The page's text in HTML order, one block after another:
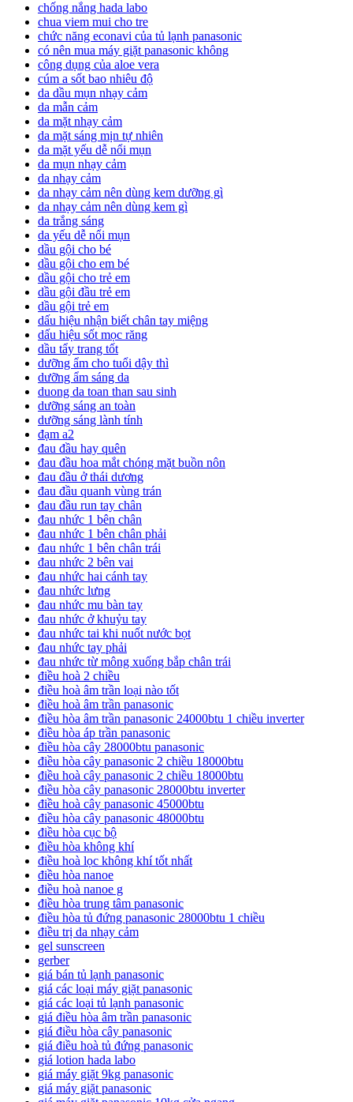
chống nắng hada labo
chua viem mui cho tre
chức năng econavi của tủ lạnh panasonic
có nên mua máy giặt panasonic không
công dụng của aloe vera
cúm a sốt bao nhiêu độ
da dầu mụn nhạy cảm
da mẫn cảm
da mặt nhạy cảm
da mặt sáng mịn tự nhiên
da mặt yếu dễ nổi mụn
da mụn nhạy cảm
da nhạy cảm
da nhạy cảm nên dùng kem dưỡng gì
da nhạy cảm nên dùng kem gì
da trắng sáng
da yếu dễ nổi mụn
dầu gội cho bé
dầu gội cho em bé
dầu gội cho trẻ em
dầu gội đầu trẻ em
dầu gội trẻ em
dấu hiệu nhận biết chân tay miệng
dấu hiệu sốt mọc răng
dầu tẩy trang tốt
dưỡng ẩm cho tuổi dậy thì
dưỡng ẩm sáng da
duong da toan than sau sinh
dưỡng sáng an toàn
dưỡng sáng lành tính
đạm a2
đau đầu hay quên
đau đầu hoa mắt chóng mặt buồn nôn
đau đầu ở thái dương
đau đầu quanh vùng trán
đau đầu run tay chân
đau nhức 1 bên chân
đau nhức 1 bên chân phải
đau nhức 1 bên chân trái
đau nhức 2 bên vai
đau nhức hai cánh tay
đau nhức lưng
đau nhức mu bàn tay
đau nhức ở khuỷu tay
đau nhức tai khi nuốt nước bọt
đau nhức tay phải
đau nhức từ mông xuống bắp chân trái
điều hoà 2 chiều
điều hoà âm trần loại nào tốt
điều hoà âm trần panasonic
điều hòa âm trần panasonic 24000btu 1 chiều inverter
điều hòa áp trần panasonic
điều hòa cây 28000btu panasonic
điều hòa cây panasonic 2 chiều 18000btu
điều hoà cây panasonic 2 chiều 18000btu
điều hòa cây panasonic 28000btu inverter
điều hoà cây panasonic 45000btu
điều hòa cây panasonic 48000btu
điều hòa cục bộ
điều hòa không khí
điều hoà lọc không khí tốt nhất
điều hòa nanoe
điều hoà nanoe g
điều hòa trung tâm panasonic
điều hòa tủ đứng panasonic 28000btu 1 chiều
điều trị da nhạy cảm
gel sunscreen
gerber
giá bán tủ lạnh panasonic
giá các loại máy giặt panasonic
giá các loại tủ lạnh panasonic
giá điều hòa âm trần panasonic
giá điều hòa cây panasonic
giá điều hoà tủ đứng panasonic
giá lotion hada labo
giá máy giặt 9kg panasonic
giá máy giặt panasonic